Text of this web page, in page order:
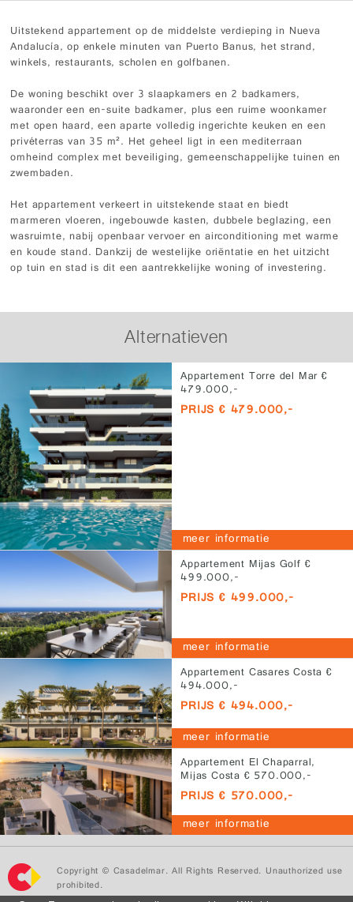
Uitstekend appartement op de middelste verdieping in Nueva
Andalucía, op enkele minuten van Puerto Banus, het strand,
winkels, restaurants, scholen en golfbanen.
De woning beschikt over 3 slaapkamers en 2 badkamers,
waaronder een en-suite badkamer, plus een ruime woonkamer
met open haard, een aparte volledig ingerichte keuken en een
privéterras van 35 m². Het geheel ligt in een mediterraan
omheind complex met beveiliging, gemeenschappelijke tuinen en
zwembaden.
Het appartement verkeert in uitstekende staat en biedt
marmeren vloeren, ingebouwde kasten, dubbele beglazing, een
wasruimte, nabij openbaar vervoer en airconditioning met warme
en koude stand. Dankzij de westelijke oriëntatie en het uitzicht
op tuin en stad is dit een aantrekkelijke woning of investering.
Alternatieven
Appartement Torre del Mar €
479.000,-
PRIJS € 479.000,-
meer informatie
Appartement Mijas Golf €
499.000,-
PRIJS € 499.000,-
meer informatie
Appartement Casares Costa €
494.000,-
PRIJS € 494.000,-
meer informatie
Appartement El Chaparral,
Mijas Costa € 570.000,-
PRIJS € 570.000,-
meer informatie
Copyright © Casadelmar. All Rights Reserved. Unauthorized use
prohibited.